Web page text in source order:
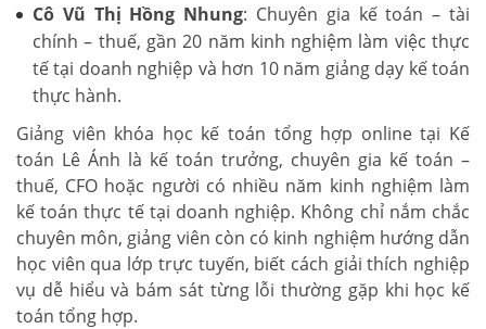
Cô Vũ Thị Hồng Nhung: Chuyên gia kế toán – tài
chính – thuế, gần 20 năm kinh nghiệm làm việc thực
tế tại doanh nghiệp và hơn 10 năm giảng dạy kế toán
thực hành.
Giảng viên khóa học kế toán tổng hợp online tại Kế
toán Lê Ánh là kế toán trưởng, chuyên gia kế toán –
thuế, CFO hoặc người có nhiều năm kinh nghiệm làm
kế toán thực tế tại doanh nghiệp. Không chỉ nắm chắc
chuyên môn, giảng viên còn có kinh nghiệm hướng dẫn
học viên qua lớp trực tuyến, biết cách giải thích nghiệp
vụ dễ hiểu và bám sát từng lỗi thường gặp khi học kế
toán tổng hợp.